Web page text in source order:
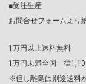
■受注生産
お問合せフォームより
1万円以上送料無料
1万円未満全国一律
※但し離島は別途送料